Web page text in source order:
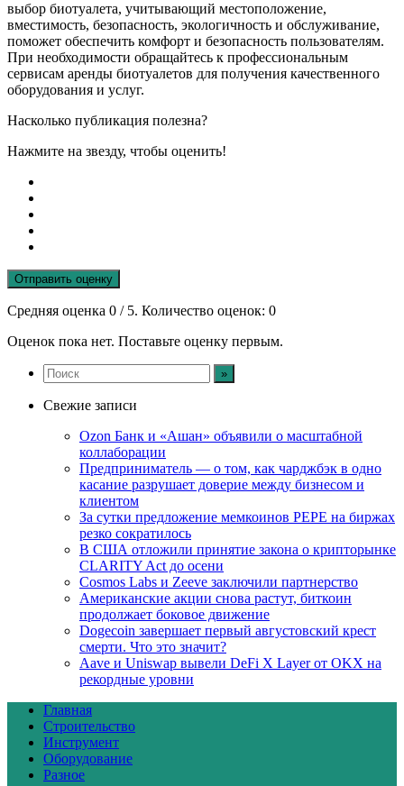
выбор биотуалета, учитывающий местоположение,
вместимость, безопасность, экологичность и обслуживание,
поможет обеспечить комфорт и безопасность пользователям.
При необходимости обращайтесь к профессиональным
сервисам аренды биотуалетов для получения качественного
оборудования и услуг.
Насколько публикация полезна?
Нажмите на звезду, чтобы оценить!
Отправить оценку
Средняя оценка 0 / 5. Количество оценок: 0
Оценок пока нет. Поставьте оценку первым.
Свежие записи
Ozon Банк и «Ашан» объявили о масштабной
коллаборации
Предприниматель — о том, как чарджбэк в одно
касание разрушает доверие между бизнесом и
клиентом
За сутки предложение мемкоинов PEPE на биржах
резко сократилось
В США отложили принятие закона о крипторынке
CLARITY Act до осени
Cosmos Labs и Zeeve заключили партнерство
Американские акции снова растут, биткоин
продолжает боковое движение
Dogecoin завершает первый августовский крест
смерти. Что это значит?
Aave и Uniswap вывели DeFi X Layer от OKX на
рекордные уровни
Главная
Строительство
Инструмент
Оборудование
Разное